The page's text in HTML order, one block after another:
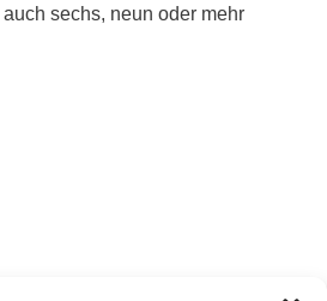
sechs, neun oder mehr